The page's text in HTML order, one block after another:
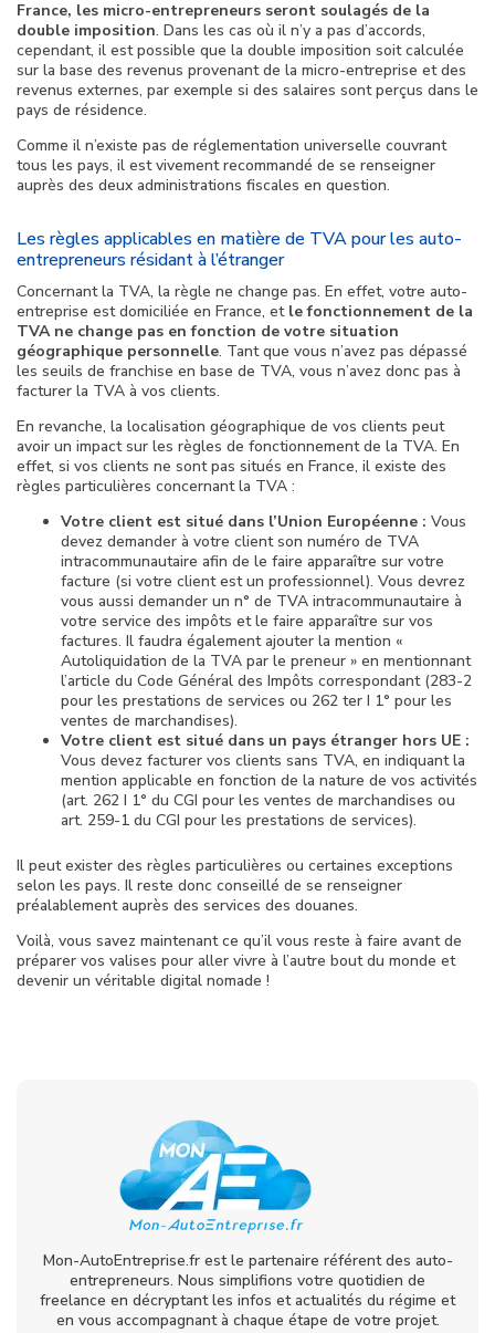
France, les micro-entrepreneurs seront soulagés de la
double imposition. Dans les cas où il n’y a pas d’accords,
cependant, il est possible que la double imposition soit calculée
sur la base des revenus provenant de la micro-entreprise et des
revenus externes, par exemple si des salaires sont perçus dans le
pays de résidence.
Comme il n’existe pas de réglementation universelle couvrant
tous les pays, il est vivement recommandé de se renseigner
auprès des deux administrations fiscales en question.
Les règles applicables en matière de TVA pour les auto-
entrepreneurs résidant à l’étranger
Concernant la TVA, la règle ne change pas. En effet, votre auto-
entreprise est domiciliée en France, et le fonctionnement de la
TVA ne change pas en fonction de votre situation
géographique personnelle. Tant que vous n’avez pas dépassé
les seuils de franchise en base de TVA, vous n’avez donc pas à
facturer la TVA à vos clients.
En revanche, la localisation géographique de vos clients peut
avoir un impact sur les règles de fonctionnement de la TVA. En
effet, si vos clients ne sont pas situés en France, il existe des
règles particulières concernant la TVA :
Votre client est situé dans l’Union Européenne : Vous
devez demander à votre client son numéro de TVA
intracommunautaire afin de le faire apparaître sur votre
facture (si votre client est un professionnel). Vous devrez
vous aussi demander un n° de TVA intracommunautaire à
votre service des impôts et le faire apparaître sur vos
factures. Il faudra également ajouter la mention «
Autoliquidation de la TVA par le preneur » en mentionnant
l’article du Code Général des Impôts correspondant (283-2
pour les prestations de services ou 262 ter I 1° pour les
ventes de marchandises).
Votre client est situé dans un pays étranger hors UE :
Vous devez facturer vos clients sans TVA, en indiquant la
mention applicable en fonction de la nature de vos activités
(art. 262 I 1° du CGI pour les ventes de marchandises ou
art. 259-1 du CGI pour les prestations de services).
Il peut exister des règles particulières ou certaines exceptions
selon les pays. Il reste donc conseillé de se renseigner
préalablement auprès des services des douanes.
Voilà, vous savez maintenant ce qu’il vous reste à faire avant de
préparer vos valises pour aller vivre à l’autre bout du monde et
devenir un véritable digital nomade !
Mon-AutoEntreprise.fr est le partenaire référent des auto-
entrepreneurs. Nous simplifions votre quotidien de
freelance en décryptant les infos et actualités du régime et
en vous accompagnant à chaque étape de votre projet.